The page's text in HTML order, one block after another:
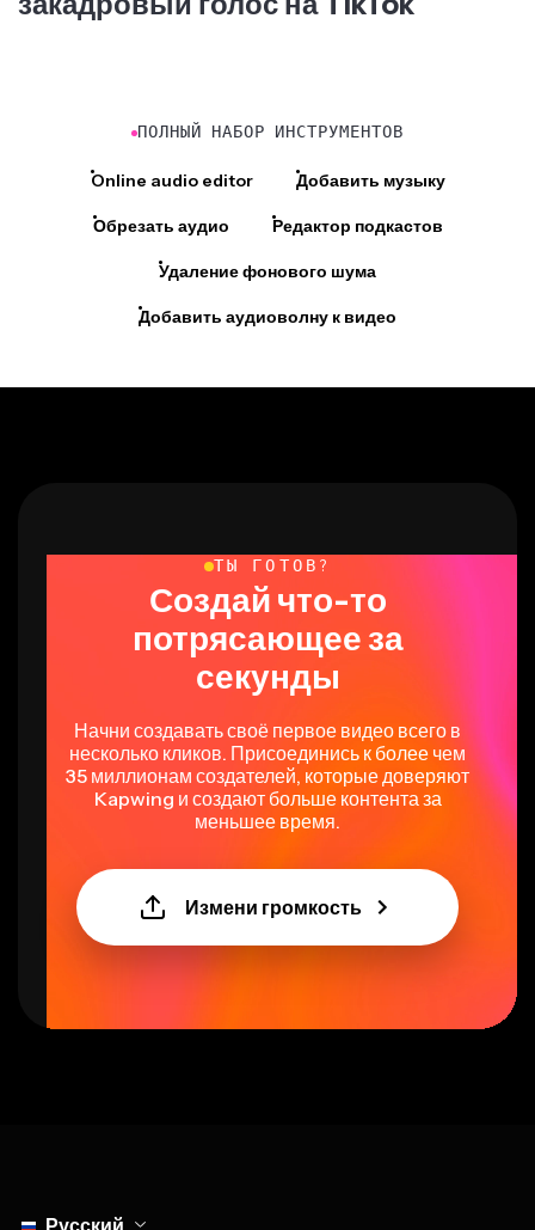
Создай что-то
потрясающее за
секунды
несколько кликов. Присоединись к более чем
35 миллионам создателей, которые доверяют
Kapwing и создают больше контента за
меньшее время.